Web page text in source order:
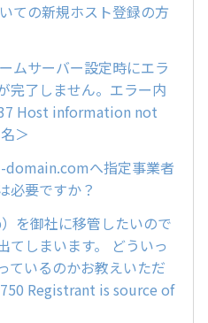
ての新規ホスト登録の方
ムサーバー設定時にエラ
完了しません。エラー内
Host information not
＞
domain.comへ指定事業者
必要ですか？
を御社に移管したいので
てしまいます。 どういっ
ているのかお教えいただ
Registrant is source of